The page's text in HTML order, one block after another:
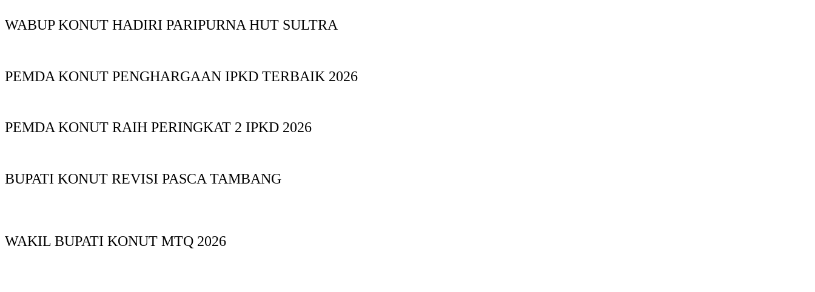
WABUP KONUT HADIRI PARIPURNA HUT SULTRA
PEMDA KONUT PENGHARGAAN IPKD TERBAIK 2026
PEMDA KONUT RAIH PERINGKAT 2 IPKD 2026
BUPATI KONUT REVISI PASCA TAMBANG
WAKIL BUPATI KONUT MTQ 2026